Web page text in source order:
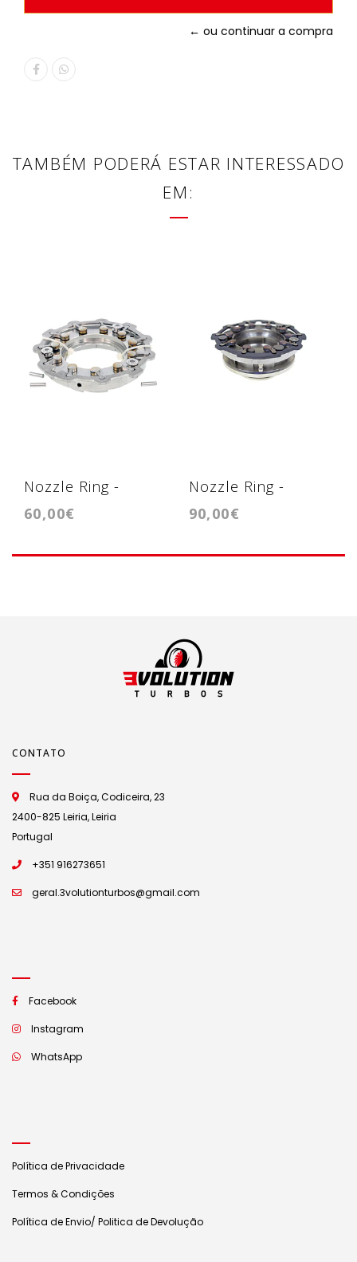
← ou continuar a compra
TAMBÉM PODERÁ ESTAR INTERESSADO
EM:
Nozzle Ring -
Geometria -
60,00€
Nozzle Ring -
Geometria -
90,00€
CONTATO
Rua da Boiça, Codiceira, 23
2400-825 Leiria, Leiria
Portugal
+351 916273651
geral.3volutionturbos@gmail.com
Facebook
Instagram
WhatsApp
Política de Privacidade
Termos & Condições
Política de Envio/ Politica de Devolução